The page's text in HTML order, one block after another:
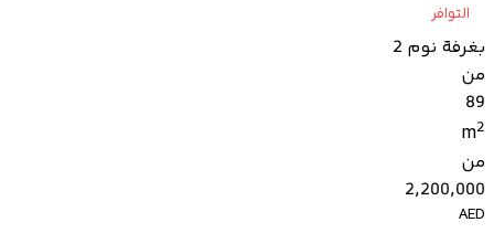
التوافر
بغرفة نوم 2
من
89
m2
من
2,200,000
AED